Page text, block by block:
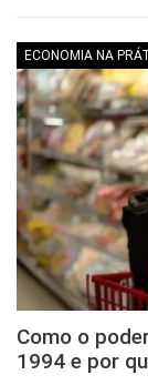
ECONOMIA NA
Como o
1994 e por